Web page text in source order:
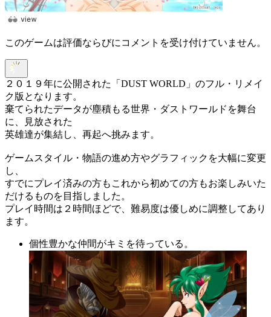
このゲームは評価ならびにコメントを受け付けていません。
２０１９年に公開された「DUST WORLD」のフル・リメイ
ク版となります。
棄てられたデータが塵積もる世界・ダストワールドを舞台
に、見放された
英雄達が集結し、再起へ挑みます。
ゲームスタイル・物語の進め方やグラフィックを大幅に変更
し、
すでにプレイ済みの方もこれから初めての方もお楽しみいた
だけるものを目指しました。
プレイ時間は２時間ほどで、難易度は優しめに調整してあり
ます。
個性豊かな仲間がキミを待っている。